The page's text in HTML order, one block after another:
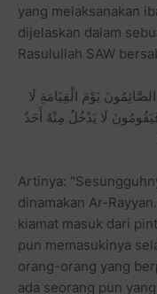
yang melaksanakan
dijelaskan dalam
Rasulullah SAW
يَوْمَ الْقِيَامَةِ لَا
لَا يَدْخُلُ مِنْهُ أَحَدٌ
Artinya:
dinamakan Ar-
kiamat masuk dari
pun memasukinya
orang-orang yang
ada seorang pun